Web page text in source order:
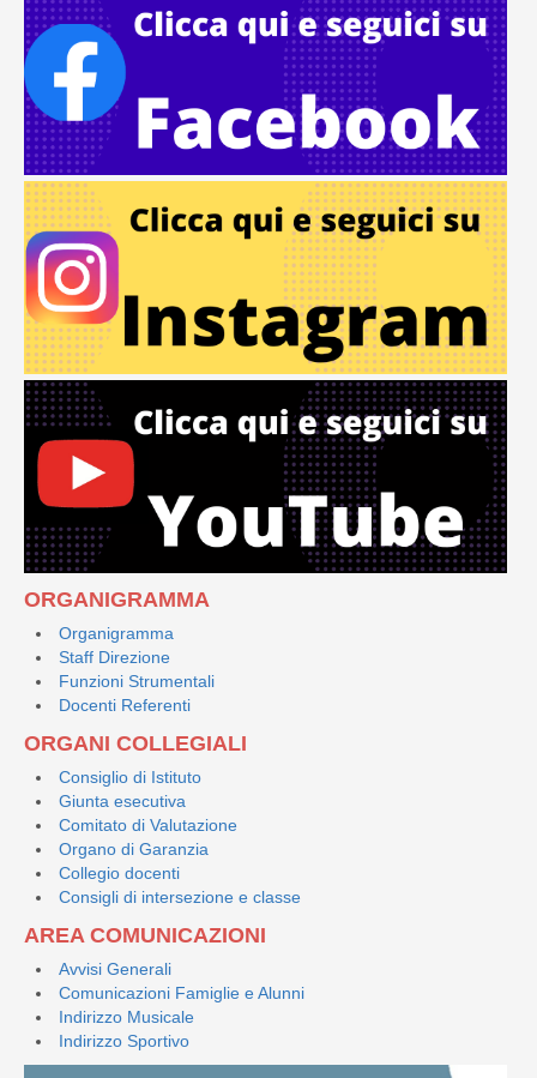
ORGANIGRAMMA
Organigramma
Staff Direzione
Funzioni Strumentali
Docenti Referenti
ORGANI COLLEGIALI
Consiglio di Istituto
Giunta esecutiva
Comitato di Valutazione
Organo di Garanzia
Collegio docenti
Consigli di intersezione e classe
AREA COMUNICAZIONI
Avvisi Generali
Comunicazioni Famiglie e Alunni
Indirizzo Musicale
Indirizzo Sportivo